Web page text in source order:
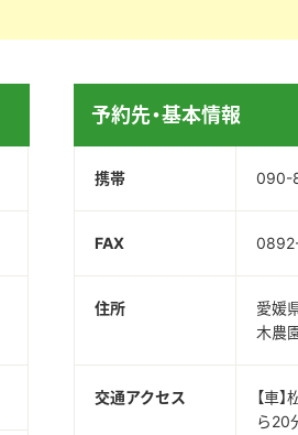
予約先・基本情報
携帯 090-
FAX
住所
愛媛
木農
交通アクセス
【車
ら20